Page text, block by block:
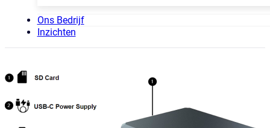
Ons Bedrijf
Inzichten